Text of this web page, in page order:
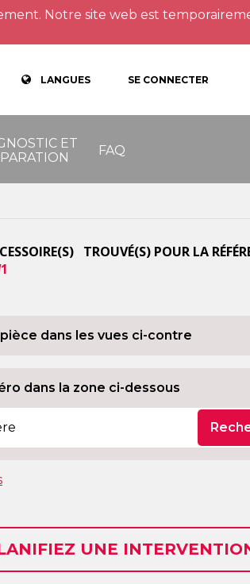
Notre site web est
LANGUES SE CONNECTER
ET
FAQ
TROUVÉ(S) POUR LA
dans les vues ci-contre
dans la zone ci-dessous
UNE